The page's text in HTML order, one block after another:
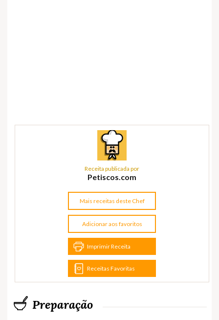
Receita publicada por
Petiscos.com
Mais receitas deste Chef
Adicionar aos favoritos
Imprimir Receita
Receitas Favoritas
Preparação